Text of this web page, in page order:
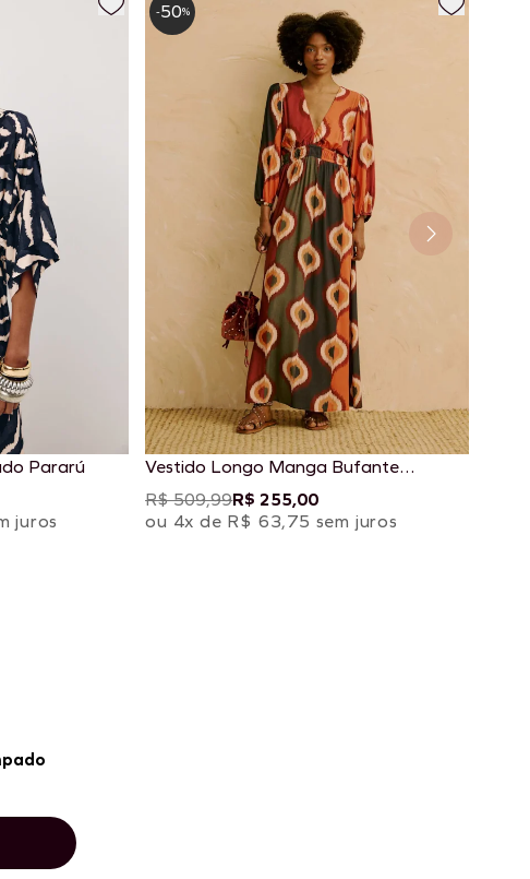
Pararú
juros
Vestido Longo Manga Bufante
Estampado Taquile
R$ 509,99R$ 255,00
ou 4x de R$ 63,75 sem juros
-50%